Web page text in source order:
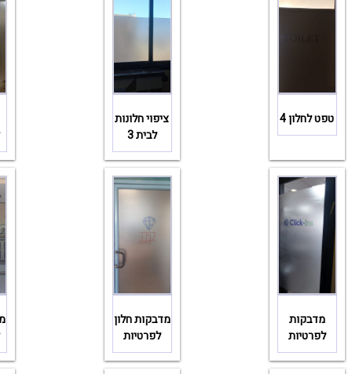
טפט לחלון 4
ציפוי חלונות
לבית 3
מדבקות
לפרטיות
מדבקות חלון
לפרטיות